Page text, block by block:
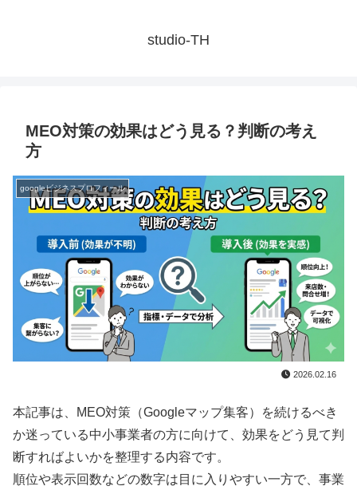
studio-TH
MEO対策の効果はどう見る？判断の考え
方
googleビジネスプロフィール
2026.02.16
本記事は、MEO対策（Googleマップ集客）を続けるべき
か迷っている中小事業者の方に向けて、効果をどう見て判
断すればよいかを整理する内容です。
順位や表示回数などの数字は目に入りやすい一方で、事業